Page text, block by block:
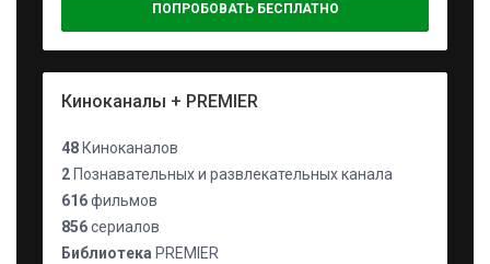
ПОПРОБОВАТЬ БЕСПЛАТНО
Киноканалы + PREMIER
48 Киноканалов
2 Познавательных и развлекательных канала
616фильмов
856сериалов
Библиотека PREMIER